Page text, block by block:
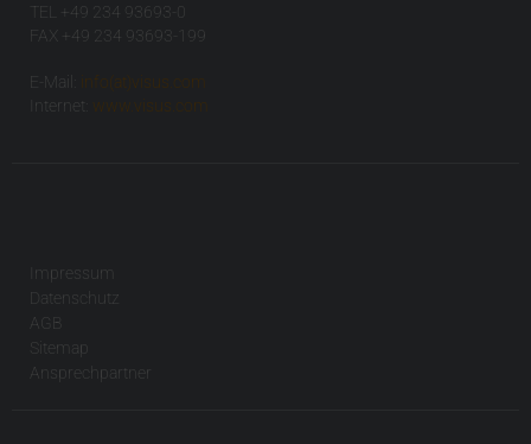
TEL +49 234 93693-0
FAX +49 234 93693-199
E-Mail:
info(at)visus.com
Internet:
www.visus.com
Impressum
Datenschutz
AGB
Sitemap
Ansprechpartner